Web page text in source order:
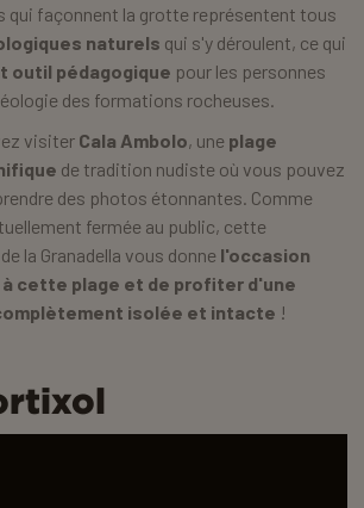
qui façonnent la grotte représentent tous
naturels qui s'y déroulent, ce qui
outil pédagogique pour les personnes
des formations rocheuses.
visiter Cala Ambolo, une plage
de tradition nudiste où vous pouvez
des photos étonnantes. Comme
fermée au public, cette
la Granadella vous donne l'occasion
cette plage et de profiter d'une
isolée et intacte !